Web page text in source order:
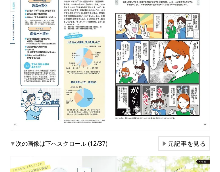
▼次の画像は下へスクロール (12/37) ▶元記事を見る